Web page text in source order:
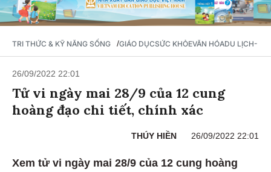
TRI THỨC & KỸ NĂNG SỐNG /GIÁO DỤCSỨC KHỎEVĂN HÓADU LỊCH-
26/09/2022 22:01
Tử vi ngày mai 28/9 của 12 cung
hoàng đạo chi tiết, chính xác
THÚY HIỀN 26/09/2022 22:01
Xem tử vi ngày mai 28/9 của 12 cung hoàng